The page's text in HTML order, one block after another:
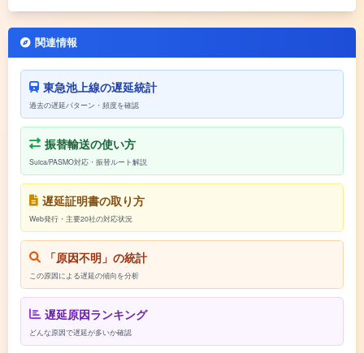
関連情報
東急池上線の遅延統計
過去の遅延パターン・頻度を確認
振替輸送の使い方
Suica/PASMO対応・振替ルート解説
遅延証明書の取り方
Web発行・主要20社の対応状況
「原因不明」の統計
この原因による遅延の傾向を分析
遅延原因ランキング
どんな原因で遅延が多いか確認